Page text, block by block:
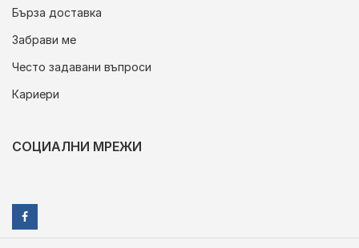
Бърза доставка
Забрави ме
Често задавани въпроси
Кариери
СОЦИАЛНИ МРЕЖИ